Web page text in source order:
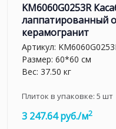
KM6060G0253R
лаппатированный
керамогранит
Артикул:
Размер: 60*60 см
Вес: 37.50 кг
Плиток в упаковке: 5 шт
3 247.64 руб./м2